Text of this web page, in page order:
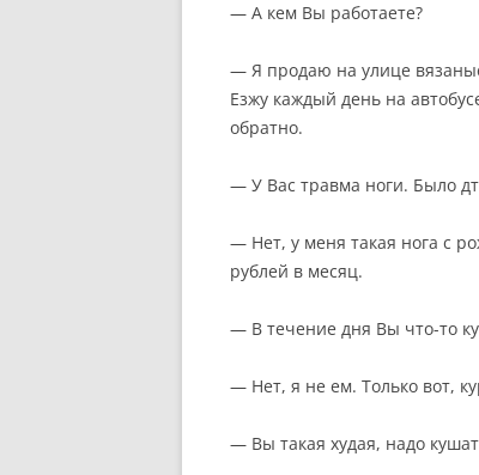
— А кем Вы работаете?
— Я продаю на улице
Езжу каждый день на
обратно.
— У Вас травма ноги. Было
— Нет, у меня такая нога с
рублей в месяц.
— В течение дня Вы что-то
— Нет, я не ем. Только вот,
— Вы такая худая, надо